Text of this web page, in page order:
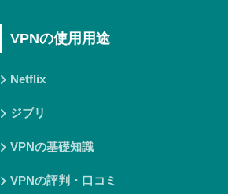
VPNの使用用途
Netflix
ジブリ
VPNの基礎知識
VPNの評判・口コミ